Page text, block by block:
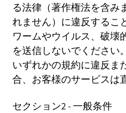
る法律（著作権法を含み
れません）に違反するこ
ワームやウイルス、破壊
を送信しないでください。
いずれかの規約に違反ま
合、お客様のサービスは
セクション2 - 一般条件